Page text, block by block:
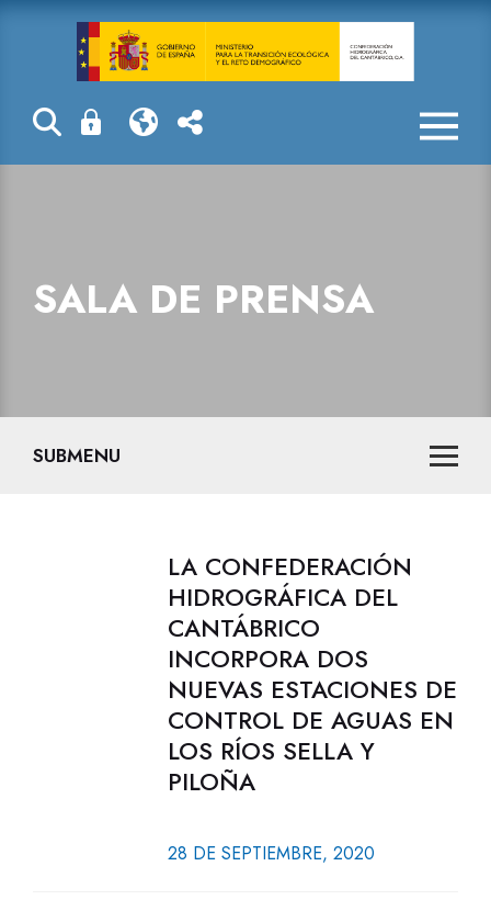
Sala de prensa
SALA DE PRENSA
SUBMENU
LA CONFEDERACIÓN
HIDROGRÁFICA DEL
CANTÁBRICO
INCORPORA DOS
NUEVAS ESTACIONES DE
CONTROL DE AGUAS EN
LOS RÍOS SELLA Y
PILOÑA
28 DE SEPTIEMBRE, 2020